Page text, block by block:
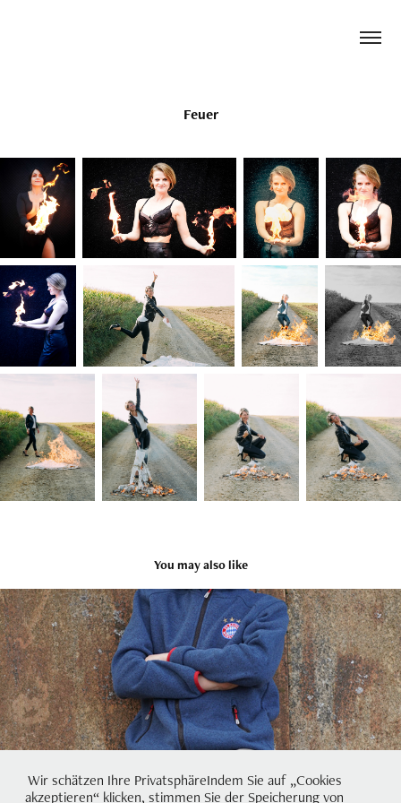
Feuer
You may also like
Familie / Paare
2024
Wir schätzen Ihre PrivatsphäreIndem Sie auf „Cookies
akzeptieren“ klicken, stimmen Sie der Speicherung von